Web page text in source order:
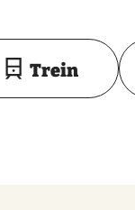
Trein